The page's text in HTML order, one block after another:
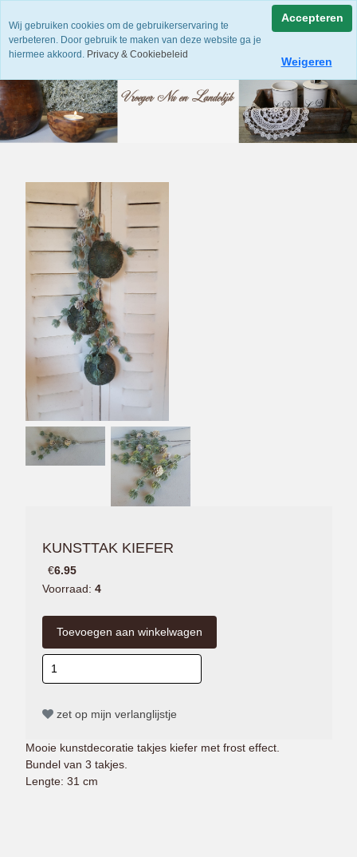
KUNSTTAK KIEFER
€6.95
Voorraad: 4
zet op mijn verlanglijstje
Mooie kunstdecoratie takjes kiefer met frost effect.
Bundel van 3 takjes.
Lengte: 31 cm
Wij gebruiken cookies om de gebruikerservaring te
verbeteren. Door gebruik te maken van deze website ga je
hiermee akkoord. Privacy & Cookiebeleid
Accepteren
Weigeren